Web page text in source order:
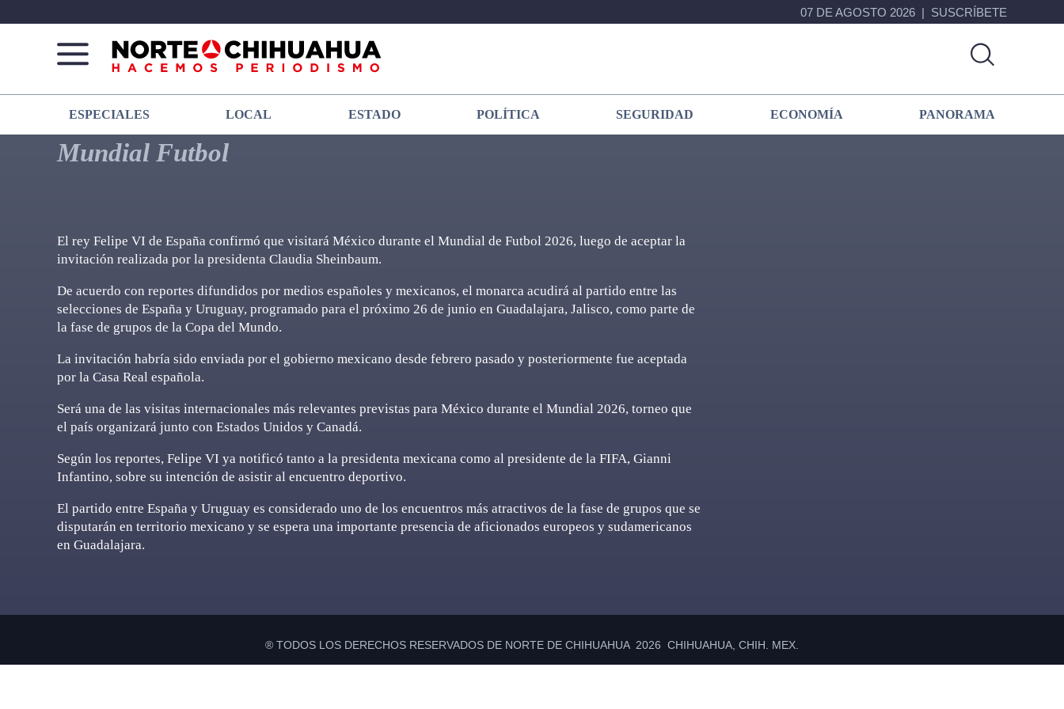
07 DE AGOSTO 2026 SUSCRÍBETE
Norte
De
Chihuahua
Más
que
noticias,
hacemos periodismo
ESPECIALES LOCAL ESTADO POLÍTICA SEGURIDAD ECONOMÍA PANORAMA
Mundial Futbol
El rey Felipe VI de España confirmó que visitará México durante el Mundial de Futbol 2026, luego de aceptar la
invitación realizada por la presidenta Claudia Sheinbaum.
De acuerdo con reportes difundidos por medios españoles y mexicanos, el monarca acudirá al partido entre las
selecciones de España y Uruguay, programado para el próximo 26 de junio en Guadalajara, Jalisco, como parte de
la fase de grupos de la Copa del Mundo.
La invitación habría sido enviada por el gobierno mexicano desde febrero pasado y posteriormente fue aceptada
por la Casa Real española.
Será una de las visitas internacionales más relevantes previstas para México durante el Mundial 2026, torneo que
el país organizará junto con Estados Unidos y Canadá.
Según los reportes, Felipe VI ya notificó tanto a la presidenta mexicana como al presidente de la FIFA, Gianni
Infantino, sobre su intención de asistir al encuentro deportivo.
El partido entre España y Uruguay es considerado uno de los encuentros más atractivos de la fase de grupos que se
disputarán en territorio mexicano y se espera una importante presencia de aficionados europeos y sudamericanos
en Guadalajara.
® TODOS LOS DERECHOS RESERVADOS DE NORTE DE CHIHUAHUA 2026 CHIHUAHUA, CHIH. MEX.